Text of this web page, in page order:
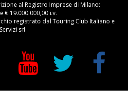
al Registro Imprese di Milano:
€ 19.000.000,00 i.v.
registrato dal Touring Club Italiano e
srl